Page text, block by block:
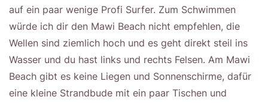
auf ein paar wenige Profi Surfer. Zum Schwimmen
würde ich dir den Mawi Beach nicht empfehlen, die
Wellen sind ziemlich hoch und es geht direkt steil ins
Wasser und du hast links und rechts Felsen. Am Mawi
Beach gibt es keine Liegen und Sonnenschirme, dafür
eine kleine Strandbude mit ein paar Tischen und